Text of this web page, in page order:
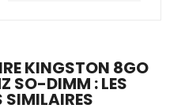
KINGSTON 8GO
SO-DIMM : LES
SIMILAIRES